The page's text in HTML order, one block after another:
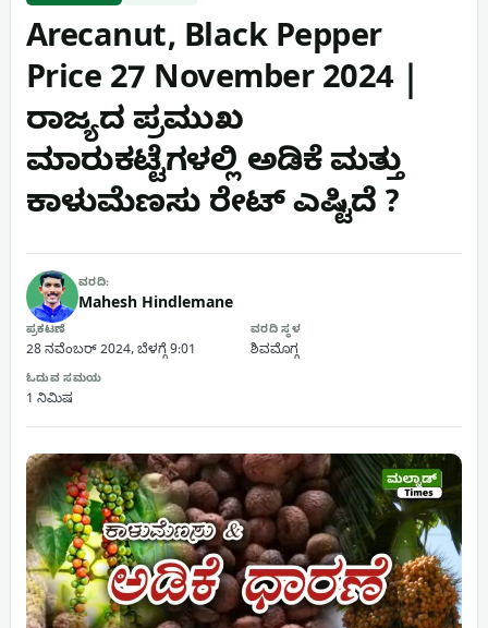
Arecanut, Black Pepper
Price 27 November 2024 |
ರಾಜ್ಯದ ಪ್ರಮುಖ
ಮಾರುಕಟ್ಟೆಗಳಲ್ಲಿ ಅಡಿಕೆ ಮತ್ತು
ಕಾಳುಮೆಣಸು ರೇಟ್ ಎಷ್ಟಿದೆ ?
ವರದಿ:
Mahesh Hindlemane
ಪ್ರಕಟಣೆ
28 ನವೆಂಬರ್ 2024, ಬೆಳಗ್ಗೆ 9:01
ವರದಿ ಸ್ಥಳ
ಶಿವಮೊಗ್ಗ
ಓದುವ ಸಮಯ
1 ನಿಮಿಷ